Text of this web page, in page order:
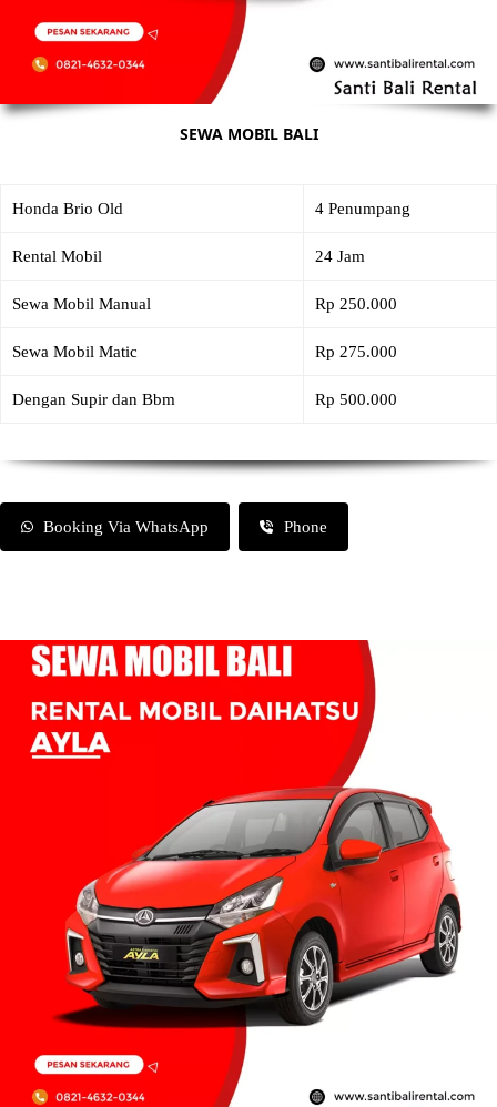
SEWA MOBIL BALI
Honda Brio Old 4 Penumpang
Rental Mobil 24 Jam
Sewa Mobil Manual Rp 250.000
Sewa Mobil Matic Rp 275.000
Dengan Supir dan Bbm Rp 500.000
Booking Via WhatsApp Phone